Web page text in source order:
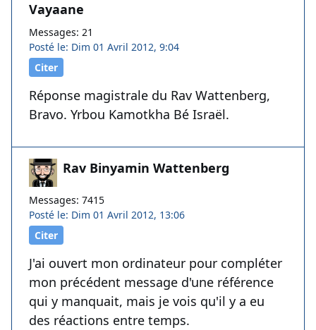
Vayaane
Messages: 21
Posté le: Dim 01 Avril 2012, 9:04
Citer
Réponse magistrale du Rav Wattenberg,
Bravo. Yrbou Kamotkha Bé Israël.
Rav Binyamin Wattenberg
Messages: 7415
Posté le: Dim 01 Avril 2012, 13:06
Citer
J'ai ouvert mon ordinateur pour compléter
mon précédent message d'une référence
qui y manquait, mais je vois qu'il y a eu
des réactions entre temps.